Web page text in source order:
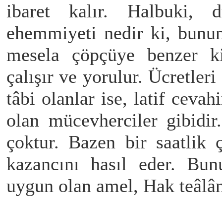
ibaret kalır. Halbuki,
ehemmiyeti nedir ki,
mesela çöpçüye benzer
çalışır ve yorulur. Ücretleri
tâbi olanlar ise, latif
olan mücevherciler
çoktur. Bazen bir saatlik
kazancını hasıl eder.
uygun olan amel, Hak